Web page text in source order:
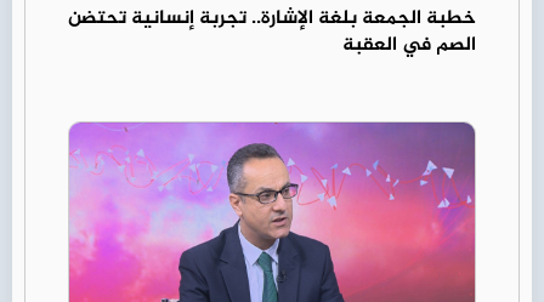
خطبة الجمعة بلغة الإشارة.. تجربة إنسانية تحتضن
الصم في العقبة